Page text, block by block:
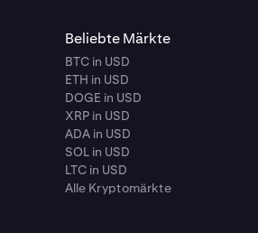
Beliebte Märkte
BTC in USD
ETH in USD
DOGE in USD
XRP in USD
ADA in USD
SOL in USD
LTC in USD
Alle Kryptomärkte